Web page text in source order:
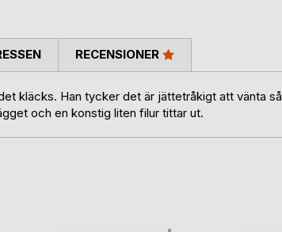
kläcks. Han tycker det är jättetråkigt att vänta så
och en konstig liten filur tittar ut.
RECENSIONER